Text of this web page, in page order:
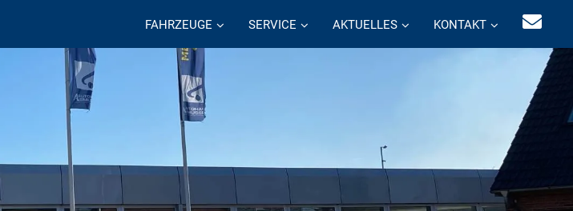
FAHRZEUGE SERVICE AKTUELLES KONTAKT